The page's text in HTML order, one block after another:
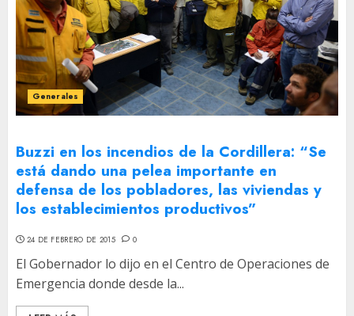
Generales
Buzzi en los incendios de la Cordillera: “Se
está dando una pelea importante en
defensa de los pobladores, las viviendas y
los establecimientos productivos”
24 DE FEBRERO DE 2015 0
El Gobernador lo dijo en el Centro de Operaciones de
Emergencia donde desde la...